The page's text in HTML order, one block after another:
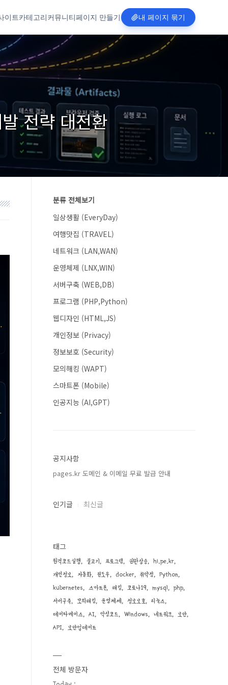
이트카테고리커뮤니티페이지 만들기 내 페이지 묶기
전략 대전환
분류 전체보기
일상생활 (EveryDay)
여행맛집 (TRAVEL)
네트워크 (LAN,WAN)
운영체제 (LNX,WIN)
서버구축 (WEB,DB)
프로그램 (PHP,Python)
웹디자인 (HTML,JS)
개인정보 (Privacy)
정보보호 (Security)
모의해킹 (WAPT)
스마트폰 (Mobile)
인공지능 (AI,GPT)
공지사항
pages.kr 도메인 & 이메일 무료 발급 안내
인기글 최신글
태그
원격코드실행 물고기 프로그램 권한상승
hi.pe.kr
개인정보
자동화 윈도우 docker 취약점
Python
kubernetes
스마트폰 해킹 코로나19 mysql
php
서버구축
모의해킹 운영체제 정보보호
리눅스
데이타베이스
AI 악성코드 Windows 네트워크
보안
API
보안업데이트
전체 방문자